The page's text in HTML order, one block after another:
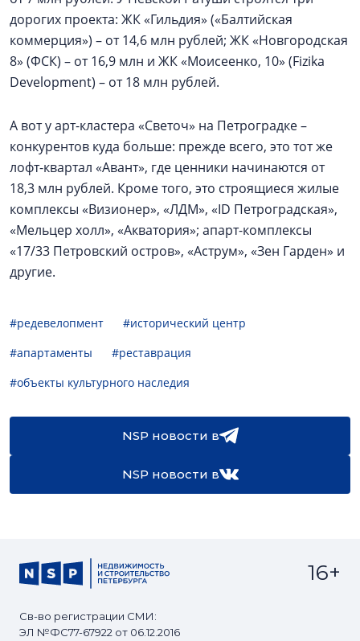
дорогих проекта: ЖК «Гильдия» («Балтийская
коммерция») – от 14,6 млн рублей; ЖК «Новгородская
8» (ФСК) – от 16,9 млн и ЖК «Моисеенко, 10» (Fizika
Development) – от 18 млн рублей.
А вот у арт-кластера «Светоч» на Петроградке –
конкурентов куда больше: прежде всего, это тот же
лофт-квартал «Авант», где ценники начинаются от
18,3 млн рублей. Кроме того, это строящиеся жилые
комплексы «Визионер», «ЛДМ», «ID Петроградская»,
«Мельцер холл», «Акватория»; апарт-комплексы
«17/33 Петровский остров», «Аструм», «Зен Гарден» и
другие.
#редевелопмент
#исторический центр
#апартаменты
#реставрация
#объекты культурного наследия
NSP новости в
NSP новости в
Св-во регистрации СМИ:
ЭЛ №ФС77-67922 от 06.12.2016
16+